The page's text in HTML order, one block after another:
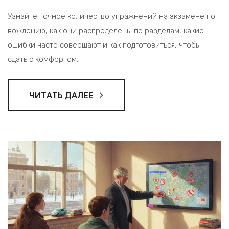
Узнайте точное количество упражнений на экзамене по
вождению, как они распределены по разделам, какие
ошибки часто совершают и как подготовиться, чтобы
сдать с комфортом.
ЧИТАТЬ ДАЛЕЕ